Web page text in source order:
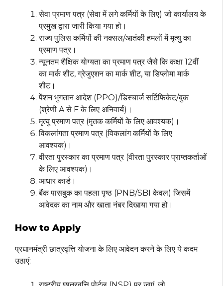
सेवा प्रमाण पत्र (सेवा में लगे कर्मियों के लिए) जो कार्यालय के
प्रमुख द्वारा जारी किया गया हो।
राज्य पुलिस कर्मियों की नक्सल/आतंकी हमलों में मृत्यु का
प्रमाण पत्र।
न्यूनतम शैक्षिक योग्यता का प्रमाण पत्र जैसे कि कक्षा 12वीं
का मार्क शीट, ग्रेजुएशन का मार्क शीट, या डिप्लोमा मार्क
शीट।
पेंशन भुगतान आदेश (PPO)/डिस्चार्ज सर्टिफिकेट/बुक
(श्रेणी A से F के लिए अनिवार्य)।
मृत्यु प्रमाण पत्र (मृतक कर्मियों के लिए आवश्यक)।
विकलांगता प्रमाण पत्र (विकलांग कर्मियों के लिए
आवश्यक)।
वीरता पुरस्कार का प्रमाण पत्र (वीरता पुरस्कार प्राप्तकर्ताओं
के लिए आवश्यक)।
आधार कार्ड।
बैंक पासबुक का पहला पृष्ठ (PNB/SBI केवल) जिसमें
आवेदक का नाम और खाता नंबर दिखाया गया हो।
How to Apply
प्रधानमंत्री छात्रवृत्ति योजना के लिए आवेदन करने के लिए ये कदम
उठाएं: